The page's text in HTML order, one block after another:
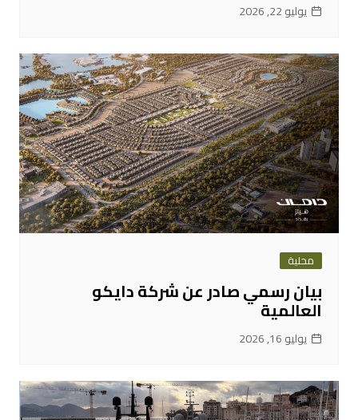
يوليو 22, 2026
محلية
بيان رسمي صادر عن شركة دايكو
العالمية
يوليو 16, 2026